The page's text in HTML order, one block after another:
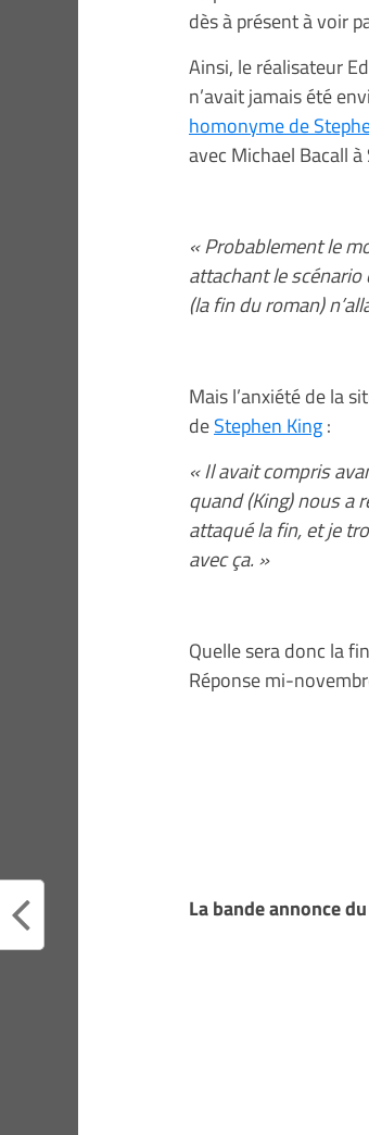
dès à présent à voir
Ainsi, le réalisateur
n’avait jamais été
homonyme de
avec Michael Bacall
« Probablement le
attachant le scénario
(la fin du roman)
Mais l’anxiété de la
deStephen King:
« Il avait compris
quand (King) nous a
attaqué la fin, et je
avec ça. »
Quelle sera donc la
Réponse mi-
La bande annonce